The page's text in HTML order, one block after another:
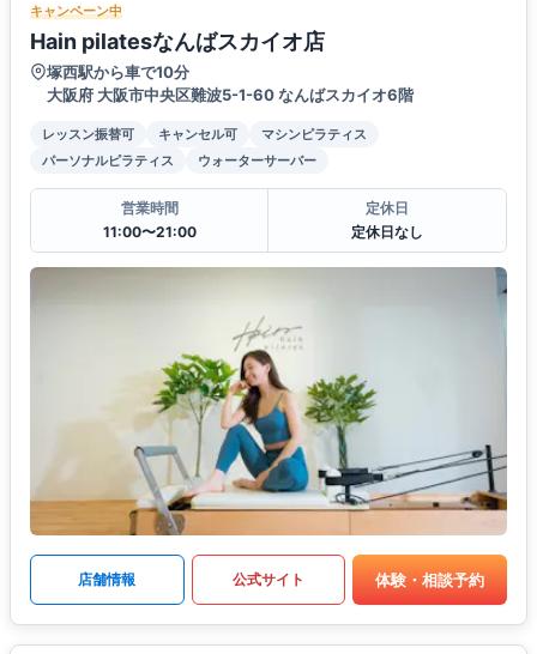
キャンペーン中
Hain pilatesなんばスカイオ店
塚西駅から車で10分
大阪府 大阪市中央区難波5-1-60 なんばスカイオ6階
レッスン振替可 キャンセル可
マシンピラティス
パーソナルピラティス
ウォーターサーバー
営業時間
11:00〜21:00
定休日
定休日なし
店舗情報 公式サイト 体験・相談予約